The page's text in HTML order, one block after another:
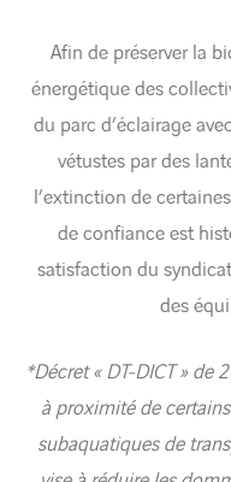
Afin de préserver la
énergétique des
du parc d’éclairage
vétustes par des
l’extinction de
de confiance est
satisfaction du
des
*Décret « DT-DICT » de
à proximité de
subaquatiques de